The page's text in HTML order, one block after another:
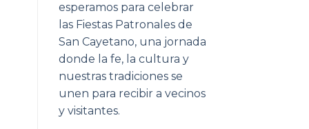
esperamos para celebrar
las Fiestas Patronales de
San Cayetano, una jornada
donde la fe, la cultura y
nuestras tradiciones se
unen para recibir a vecinos
y visitantes.